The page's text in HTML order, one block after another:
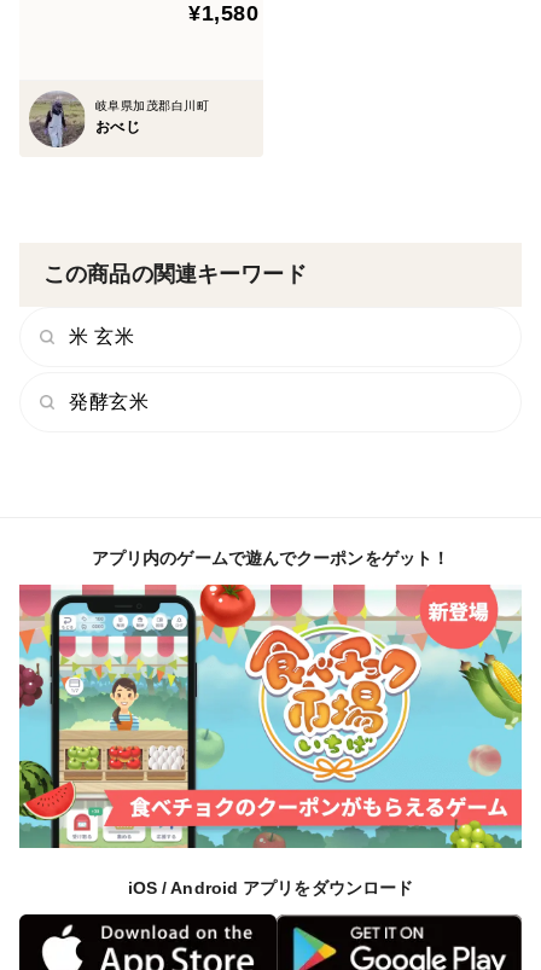
¥1,580
岐阜県加茂郡白川町
おべじ
この商品の関連キーワード
米 玄米
発酵玄米
アプリ内のゲームで遊んでクーポンをゲット！
iOS / Android アプリをダウンロード